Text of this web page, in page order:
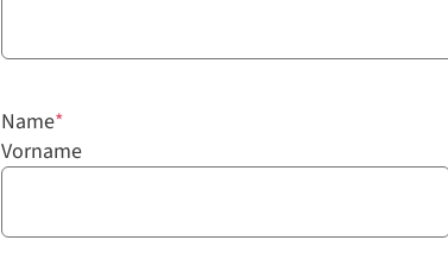
Name*
Vorname